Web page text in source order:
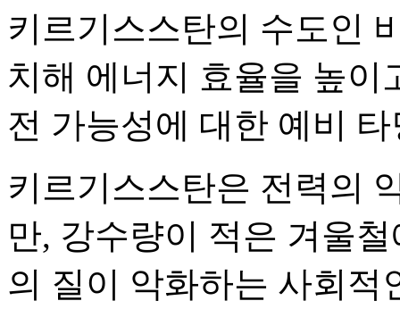
키르기스스탄의 수도인
치해 에너지 효율을 높이
전 가능성에 대한 예비
키르기스스탄은 전력의
만, 강수량이 적은 겨울
의 질이 악화하는 사회적